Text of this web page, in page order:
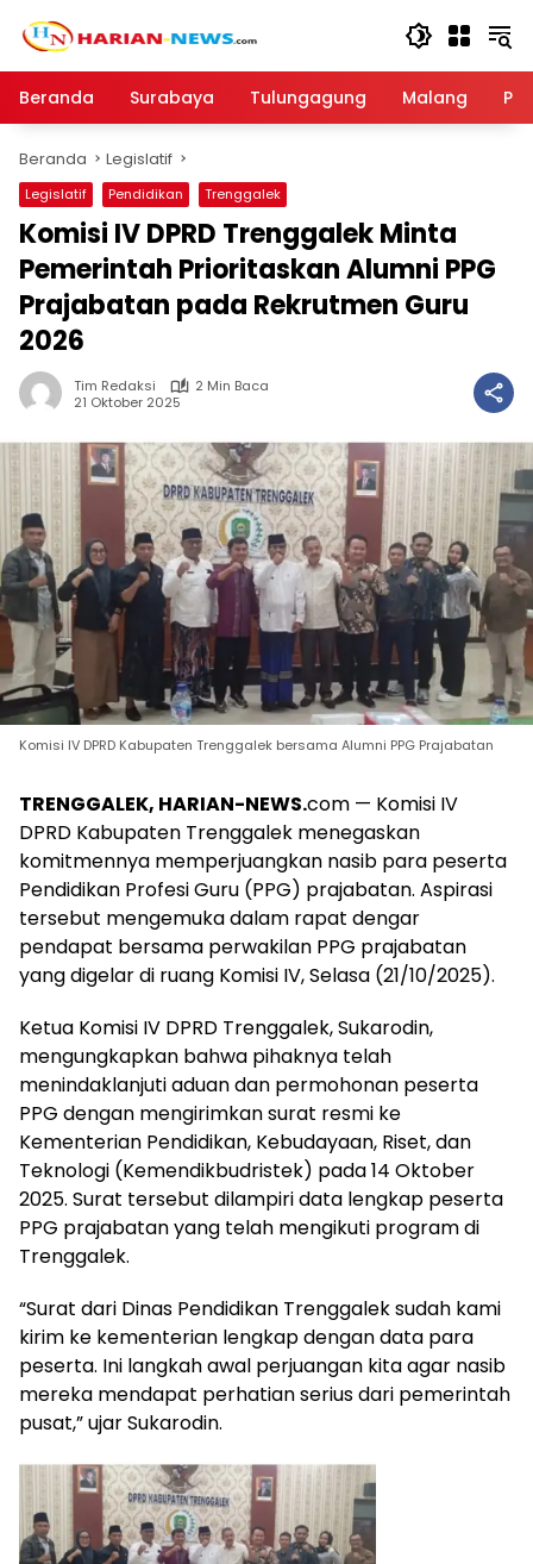
Beranda
Surabaya Tulungagung Malang
Beranda Legislatif
Legislatif Pendidikan Trenggalek
Komisi IV DPRD Trenggalek Minta
Pemerintah Prioritaskan Alumni PPG
Prajabatan pada Rekrutmen Guru
2026
Tim Redaksi
2 Min Baca
21 Oktober 2025
Komisi IV DPRD Kabupaten Trenggalek bersama Alumni PPG Prajabatan
TRENGGALEK, HARIAN-NEWS.com — Komisi IV
DPRD Kabupaten Trenggalek menegaskan
komitmennya memperjuangkan nasib para peserta
Pendidikan Profesi Guru (PPG) prajabatan. Aspirasi
tersebut mengemuka dalam rapat dengar
pendapat bersama perwakilan PPG prajabatan
yang digelar di ruang Komisi IV, Selasa (21/10/2025).
Ketua Komisi IV DPRD Trenggalek, Sukarodin,
mengungkapkan bahwa pihaknya telah
menindaklanjuti aduan dan permohonan peserta
PPG dengan mengirimkan surat resmi ke
Kementerian Pendidikan, Kebudayaan, Riset, dan
Teknologi (Kemendikbudristek) pada 14 Oktober
2025. Surat tersebut dilampiri data lengkap peserta
PPG prajabatan yang telah mengikuti program di
Trenggalek.
“Surat dari Dinas Pendidikan Trenggalek sudah kami
kirim ke kementerian lengkap dengan data para
peserta. Ini langkah awal perjuangan kita agar nasib
mereka mendapat perhatian serius dari pemerintah
pusat,” ujar Sukarodin.